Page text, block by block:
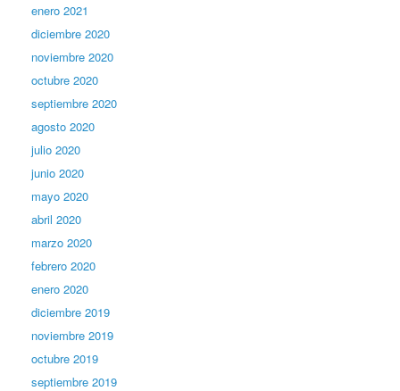
enero 2021
diciembre 2020
noviembre 2020
octubre 2020
septiembre 2020
agosto 2020
julio 2020
junio 2020
mayo 2020
abril 2020
marzo 2020
febrero 2020
enero 2020
diciembre 2019
noviembre 2019
octubre 2019
septiembre 2019